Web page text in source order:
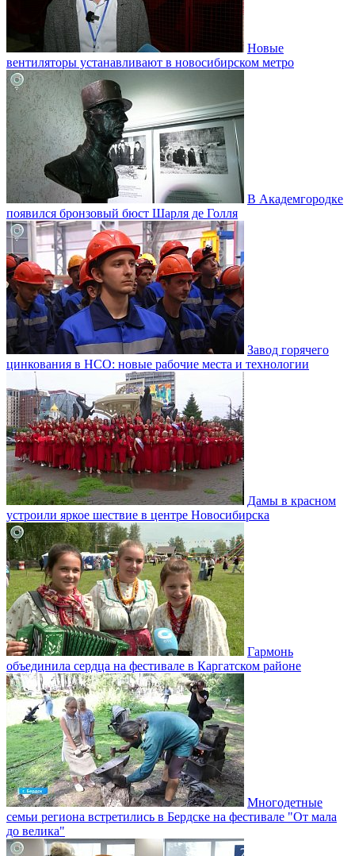
Новые
вентиляторы устанавливают в новосибирском метро
В Академгородке
появился бронзовый бюст Шарля де Голля
Завод горячего
цинкования в НСО: новые рабочие места и технологии
Дамы в красном
устроили яркое шествие в центре Новосибирска
Гармонь
объединила сердца на фестивале в Каргатском районе
Многодетные
семьи региона встретились в Бердске на фестивале "От мала
до велика"